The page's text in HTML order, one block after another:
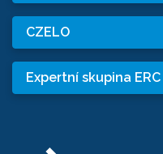
CZELO
Expertní skupina ERC